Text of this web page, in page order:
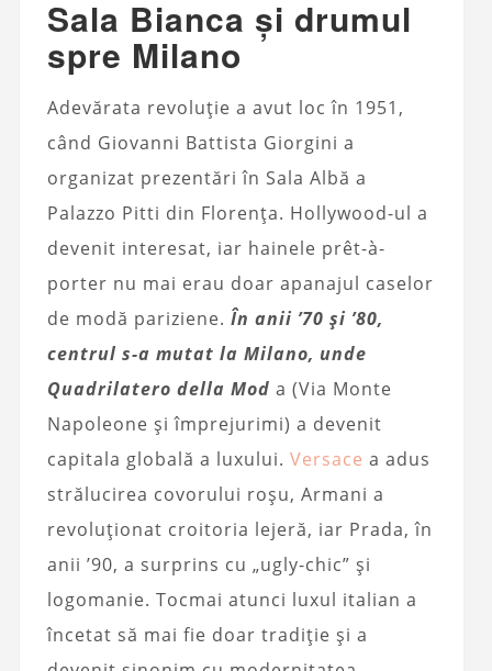
Sala Bianca și drumul
spre Milano
Adevărata revoluție a avut loc în 1951,
când Giovanni Battista Giorgini a
organizat prezentări în Sala Albă a
Palazzo Pitti din Florența. Hollywood-ul a
devenit interesat, iar hainele prêt-à-
porter nu mai erau doar apanajul caselor
de modă pariziene. În anii ’70 și ’80,
centrul s-a mutat la Milano, unde
Quadrilatero della Mod a (Via Monte
Napoleone și împrejurimi) a devenit
capitala globală a luxului. Versace a adus
strălucirea covorului roșu, Armani a
revoluționat croitoria lejeră, iar Prada, în
anii ’90, a surprins cu „ugly-chic” și
logomanie. Tocmai atunci luxul italian a
încetat să mai fie doar tradiție și a